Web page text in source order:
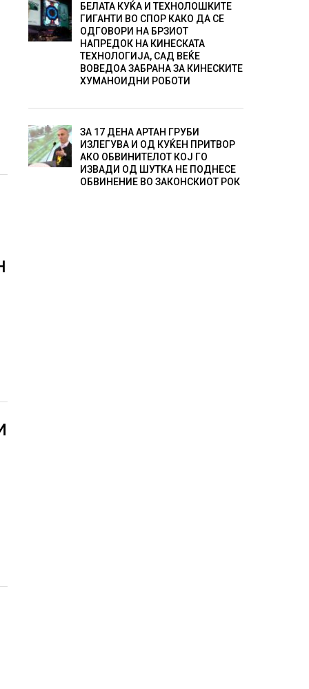
БЕЛАТА КУЌА И ТЕХНОЛОШКИТЕ
ГИГАНТИ ВО СПОР КАКО ДА СЕ
ОДГОВОРИ НА БРЗИОТ
НАПРЕДОК НА КИНЕСКАТА
ТЕХНОЛОГИЈА, САД ВЕЌЕ
ВОВЕДОА ЗАБРАНА ЗА КИНЕСКИТЕ
ХУМАНОИДНИ РОБОТИ
ЗА 17 ДЕНА АРТАН ГРУБИ
ИЗЛЕГУВА И ОД КУЌЕН ПРИТВОР
АКО ОБВИНИТЕЛОТ КОЈ ГО
ИЗВАДИ ОД ШУТКА НЕ ПОДНЕСЕ
ОБВИНЕНИЕ ВО ЗАКОНСКИОТ РОК